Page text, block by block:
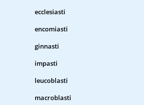
ecclesiasti
encomiasti
ginnasti
impasti
leucoblasti
macroblasti